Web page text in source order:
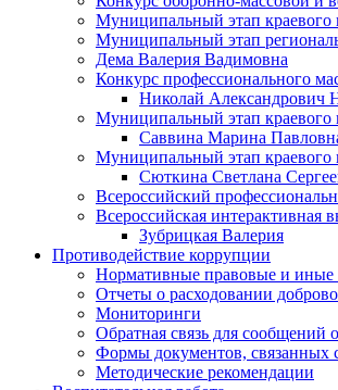
Муниципальный этап краевого
Муниципальный этап
Дема Валерия Вадимовна
Конкурс профессионального
Николай Александрович
Муниципальный этап краевого
Саввина Марина
Муниципальный этап краевого
Сюткина Светлана
Всероссийский
Всероссийская интерактивная
Зубрицкая Валерия
Противодействие коррупции
Нормативные правовые и иные
Отчеты о расходовании
Мониторинги
Обратная связь для сообщений
Формы документов, связанных
Методические рекомендации